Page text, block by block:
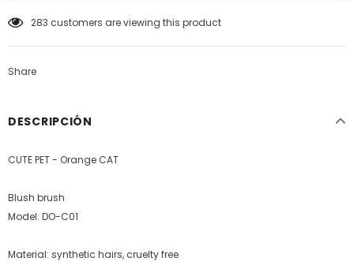
283 customers are viewing this product
Share
DESCRIPCIÓN
CUTE PET - Orange CAT
Blush brush
Model: DO-C01
Material: synthetic hairs, cruelty free